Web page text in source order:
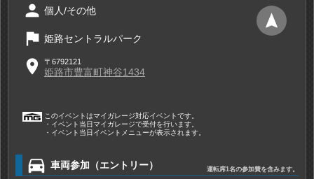
person 個人/その他
flag 姫路セントラルパーク
place 〒6792121
姫路市豊富町神谷1434
このイベントはマイガレージ対応イベントです。
・イベント当日マイガレージで受付を行います。
・イベント当日イベントメニューが表示されます。
navigation
directions_car 車両参加（エントリー） 運転席1名の参加費を含みます。